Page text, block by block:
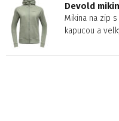
Devold
Mikina na zip
kapucou a